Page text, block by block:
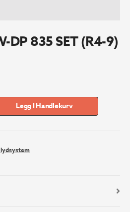
DP 835 SET (R4-9)
Legg I Handlekurv